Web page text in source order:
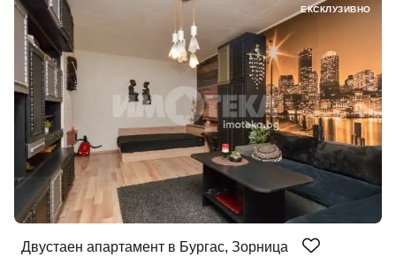
Двустаен апартамент в Бургас, Зорница
ЕКСКЛУЗИВНО